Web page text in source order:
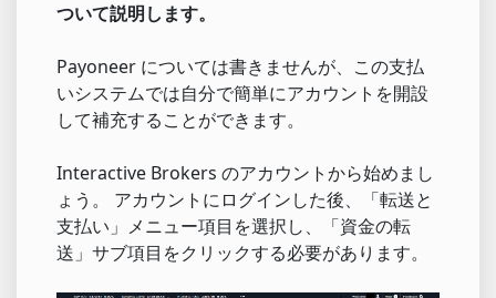
ついて説明します。
Payoneer については書きませんが、この支払
いシステムでは自分で簡単にアカウントを開設
して補充することができます。
Interactive Brokers のアカウントから始めまし
ょう。 アカウントにログインした後、「転送と
支払い」メニュー項目を選択し、「資金の転
送」サブ項目をクリックする必要があります。